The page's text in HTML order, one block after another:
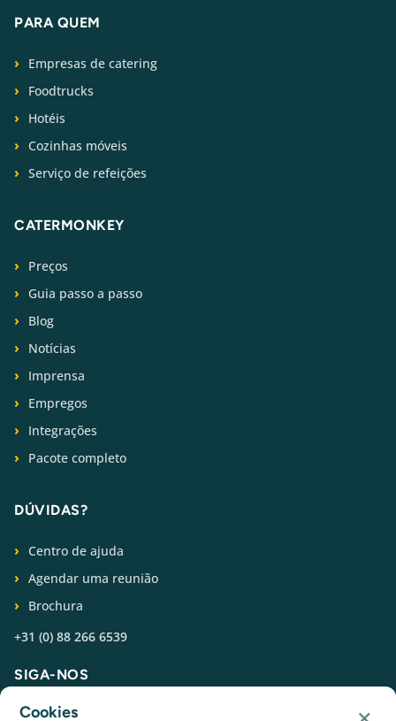
PARA QUEM
Empresas de catering
Foodtrucks
Hotéis
Cozinhas móveis
Serviço de refeições
CATERMONKEY
Preços
Guia passo a passo
Blog
Notícias
Imprensa
Empregos
Integrações
Pacote completo
DÚVIDAS?
Centro de ajuda
Agendar uma reunião
Brochura
+31 (0) 88 266 6539
SIGA-NOS
Cookies